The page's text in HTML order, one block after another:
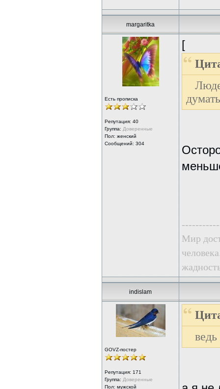
margaritka
Есть прописка
Репутация: 40
Группа: Доверенные
Пол: женский
Сообщений: 304
[
Мир
indislam
GOVZ-постер
Репутация: 171
Группа: Доверенные
Пол: мужской